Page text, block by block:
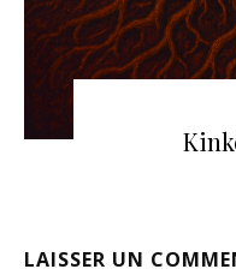
LAISSER UN